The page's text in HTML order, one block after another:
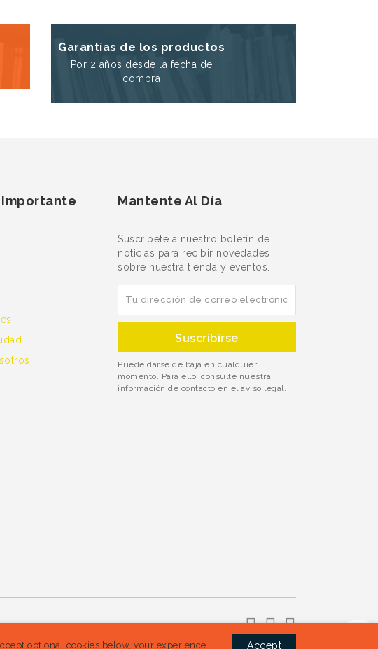
Garantías de los productos
Por 2 años desde la fecha de
compra
Mantente Al Día
Suscríbete a nuestro boletín de
noticias para recibir novedades
sobre nuestra tienda y eventos.
Puede darse de baja en cualquier
momento. Para ello, consulte nuestra
información de contacto en el aviso legal.
optional cookies below, your experience Accept